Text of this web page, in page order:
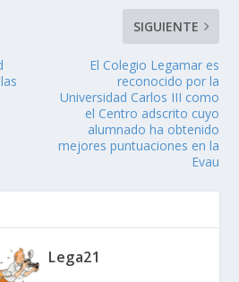
SIGUIENTE
El Colegio Legamar es
reconocido por la
Universidad Carlos III como
el Centro adscrito cuyo
alumnado ha obtenido
mejores puntuaciones en la
Evau
Lega21